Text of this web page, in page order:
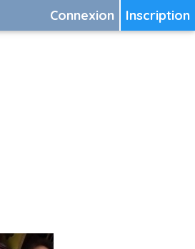
Inscription
Connexion